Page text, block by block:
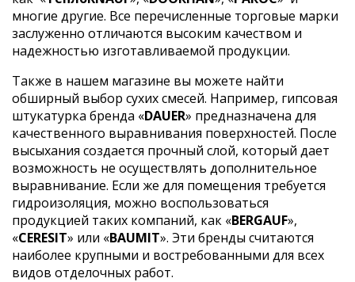
многие другие. Все перечисленные торговые марки
заслуженно отличаются высоким качеством и
надежностью изготавливаемой продукции.
Также в нашем магазине вы можете найти
обширный выбор сухих смесей. Например, гипсовая
штукатурка бренда «DAUER» предназначена для
качественного выравнивания поверхностей. После
высыхания создается прочный слой, который дает
возможность не осуществлять дополнительное
выравнивание. Если же для помещения требуется
гидроизоляция, можно воспользоваться
продукцией таких компаний, как «BERGAUF»,
«CERESIT» или «BAUMIT». Эти бренды считаются
наиболее крупными и востребованными для всех
видов отделочных работ.